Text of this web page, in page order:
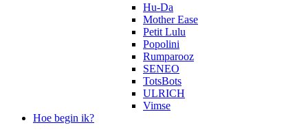
Hu-Da
Mother Ease
Petit Lulu
Popolini
Rumparooz
SENEO
TotsBots
ULRICH
Vimse
Hoe begin ik?